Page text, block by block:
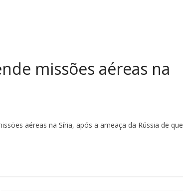
missões aéreas na
aéreas na Síria, após a ameaça da Rússia de que